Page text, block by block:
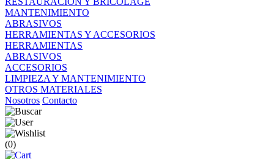
MANTENIMIENTO
ABRASIVOS
HERRAMIENTAS Y ACCESORIOS
HERRAMIENTAS
ABRASIVOS
ACCESORIOS
LIMPIEZA Y MANTENIMIENTO
OTROS MATERIALES
Nosotros Contacto
(0)